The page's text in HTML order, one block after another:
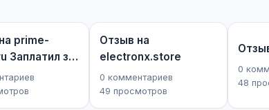
prime-
Заплатил за
Отзыв на
electronx.store
0 комментариев
49 просмотров
0
48